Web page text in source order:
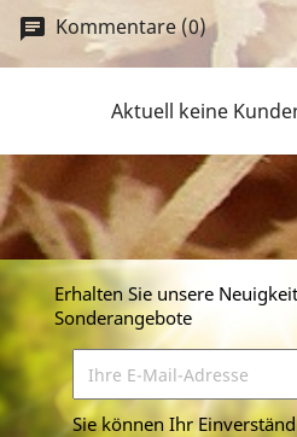
Kommentare (0)
Aktuell keine
Erhalten Sie unsere
Sonderangebote
Sie können Ihr